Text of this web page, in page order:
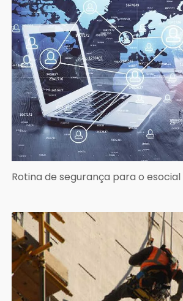
Rotina de segurança para o esocial